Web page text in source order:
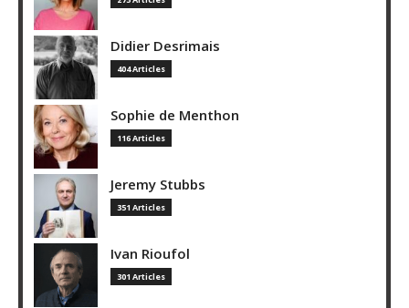
Didier Desrimais
404 Articles
Sophie de Menthon
116 Articles
Jeremy Stubbs
351 Articles
Ivan Rioufol
301 Articles